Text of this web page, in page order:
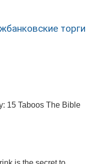
торги